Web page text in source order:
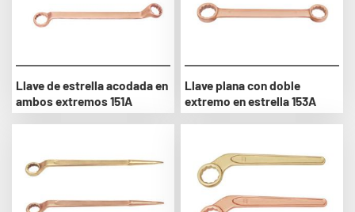
Llave de estrella acodada en
ambos extremos 151A
Llave plana con doble
extremo en estrella 153A